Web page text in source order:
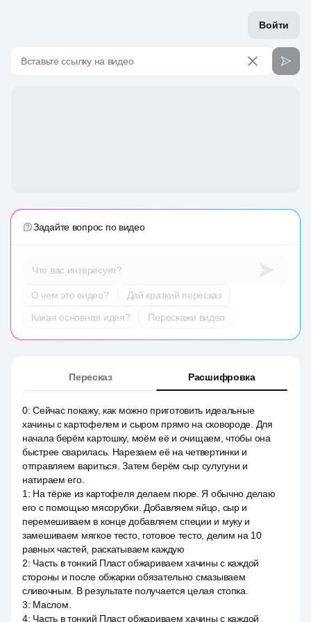
Войти
Вставьте ссылку на видео
Задайте вопрос по видео
Что вас интересует?
О чем это видео?
Дай краткий пересказ
Какая основная идея?
Перескажи видео
Пересказ Расшифровка
0:Сейчас покажу, как можно приготовить идеальные
хачины с картофелем и сыром прямо на сковороде. Для
начала берём картошку, моём её и очищаем, чтобы она
быстрее сварилась. Нарезаем её на четвертинки и
отправляем вариться. Затем берём сыр сулугуни и
натираем его.
1 : На тёрке из картофеля делаем пюре. Я обычно делаю
его с помощью мясорубки. Добавляем яйцо, сыр и
перемешиваем в конце добавляем специи и муку и
замешиваем мягкое тесто, готовое тесто, делим на 10
равных частей, раскатываем каждую
2: Часть в тонкий Пласт обжариваем хачины с каждой
стороны и после обжарки обязательно смазываем
сливочным. В результате получается целая стопка.
3: Маслом.
4: Часть в тонкий Пласт обжариваем хачины с каждой